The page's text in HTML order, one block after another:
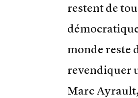
restent de
monde reste
revendiquer
Marc